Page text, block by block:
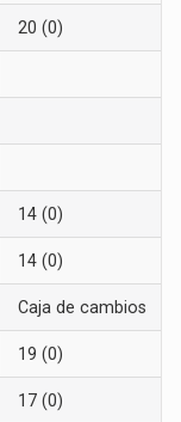
20 (0)
14 (0)
14 (0)
Caja de cambios
19 (0)
17 (0)